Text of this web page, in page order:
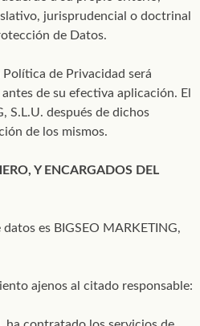
jurisprudencial o doctrinal
de Datos.
de Privacidad será
de su efectiva aplicación. El
S.L.U. después de dichos
de los mismos.
Y ENCARGADOS DEL
es BIGSEO MARKETING,
ajenos al citado responsable: